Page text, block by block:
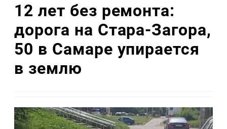
12 лет без ремонта:
дорога на Стара-Загора,
50 в Самаре упирается
в землю